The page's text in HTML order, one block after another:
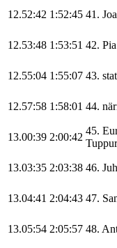
12.52:42 1:52:45 41.
12.53:48 1:53:51 42. Pia
12.55:04 1:55:07 43.
12.57:58 1:58:01 44.
13.00:39 2:00:42
45.
13.03:35 2:03:38 46.
13.04:41 2:04:43 47.
13.05:54 2:05:57 48.